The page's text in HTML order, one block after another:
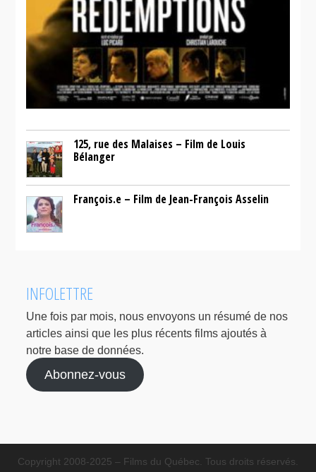
125, rue des Malaises – Film de Louis
Bélanger
François.e – Film de Jean-François Asselin
INFOLETTRE
Une fois par mois, nous envoyons un résumé de nos
articles ainsi que les plus récents films ajoutés à
notre base de données.
Abonnez-vous
Copyright 2008-2025 – Films du Québec. Tous droits réservés.